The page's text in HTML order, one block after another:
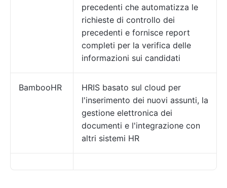
precedenti che automatizza le
richieste di controllo dei
precedenti e fornisce report
completi per la verifica delle
informazioni sui candidati
BambooHR
HRIS basato sul cloud per
l'inserimento dei nuovi assunti, la
gestione elettronica dei
documenti e l'integrazione con
altri sistemi HR